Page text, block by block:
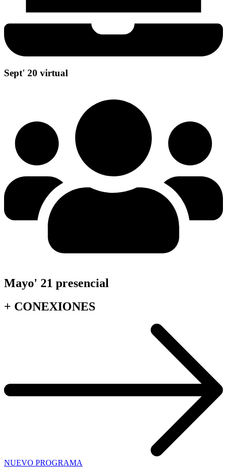
Sept' 20 virtual
Mayo' 21 presencial
+ CONEXIONES
NUEVO PROGRAMA